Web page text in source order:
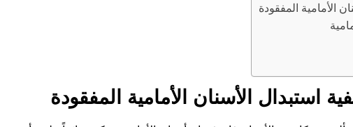
الأمامية المفقودة
استبدال الأسنان الأمامية المفقودة